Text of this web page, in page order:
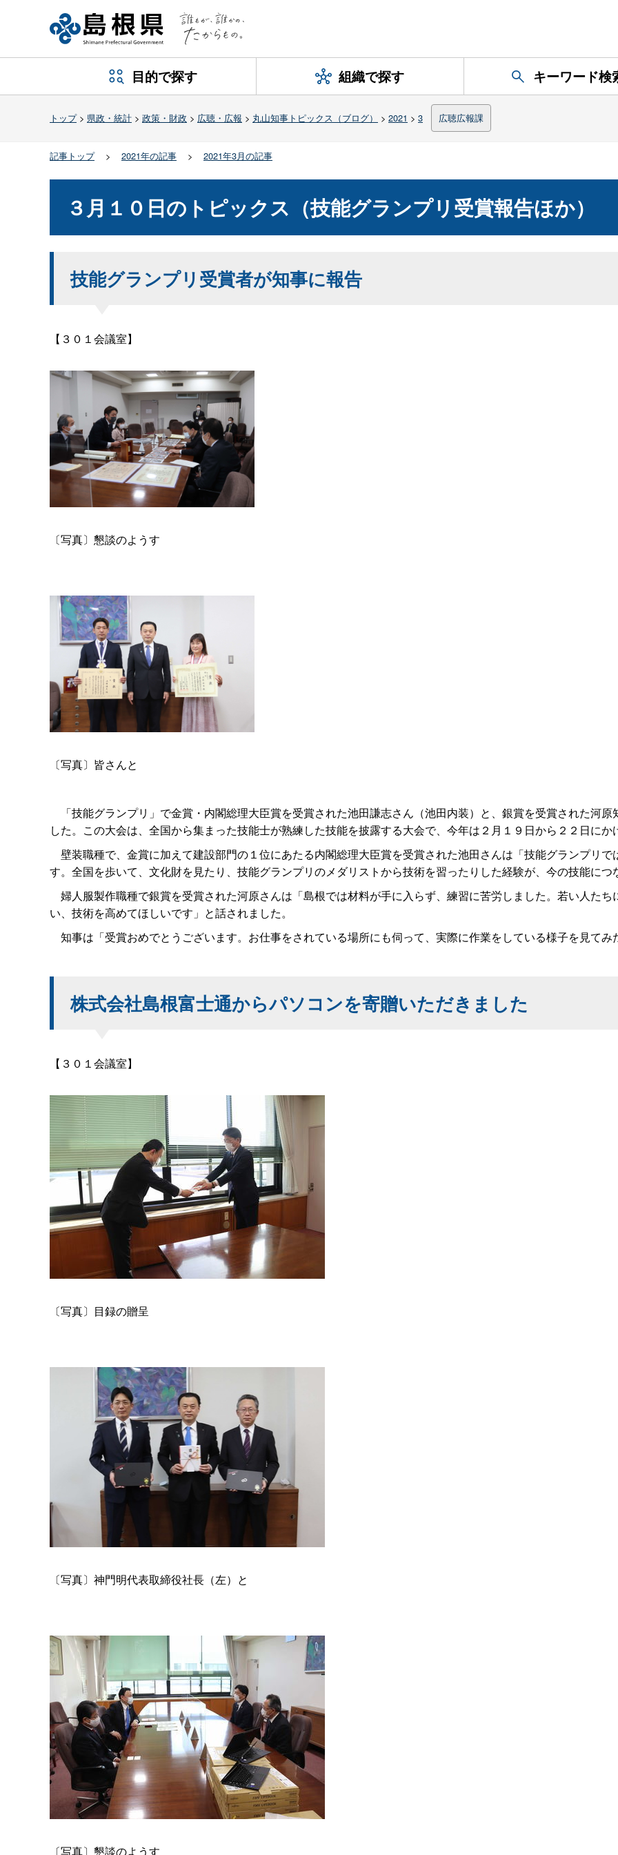
目的で探す 組織で探す キーワード検
トップ> 県政・統計 > 政策・財政 > 広聴・広報 > 丸山知事トピックス（ブログ） > 2021 > 3 広聴広報課
記事トップ > 2021年の記事 > 2021年3月の記事
３月１０日のトピックス（技能グランプリ受賞報告ほか）
技能グランプリ受賞者が知事に報告
【３０１会議室】
〔写真〕懇談のようす
〔写真〕皆さんと
「技能グランプリ」で金賞・内閣総理大臣賞を受賞された池田謙志さん（池田内装）と、銀賞を受賞された河
した。この大会は、全国から集まった技能士が熟練した技能を披露する大会で、今年は２月１９日から２２日にか
壁装職種で、金賞に加えて建設部門の１位にあたる内閣総理大臣賞を受賞された池田さんは「技能グランプリ
す。全国を歩いて、文化財を見たり、技能グランプリのメダリストから技術を習ったりした経験が、今の技能につ
婦人服製作職種で銀賞を受賞された河原さんは「島根では材料が手に入らず、練習に苦労しました。若い人た
い、技術を高めてほしいです」と話されました。
知事は「受賞おめでとうございます。お仕事をされている場所にも伺って、実際に作業をしている様子を見てみ
株式会社島根富士通からパソコンを寄贈いただきました
【３０１会議室】
〔写真〕目録の贈呈
〔写真〕 神門明代表取締役社長（左）と
〔写真〕懇談のようす